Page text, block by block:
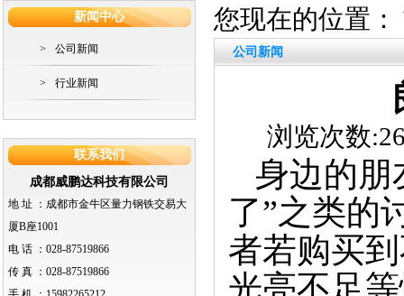
新闻中心
> 公司新闻
> 行业新闻
联系我们
成都威鹏达科技有限公司
地 址 ： 成都市金牛区量力钢铁交易大
厦B座1001
电 话 ： 028-87519866
传 真 ： 028-87519866
您现在的位置：
公司新闻
浏览次数
身边的朋
了”之类的
者若购买
光亮不足